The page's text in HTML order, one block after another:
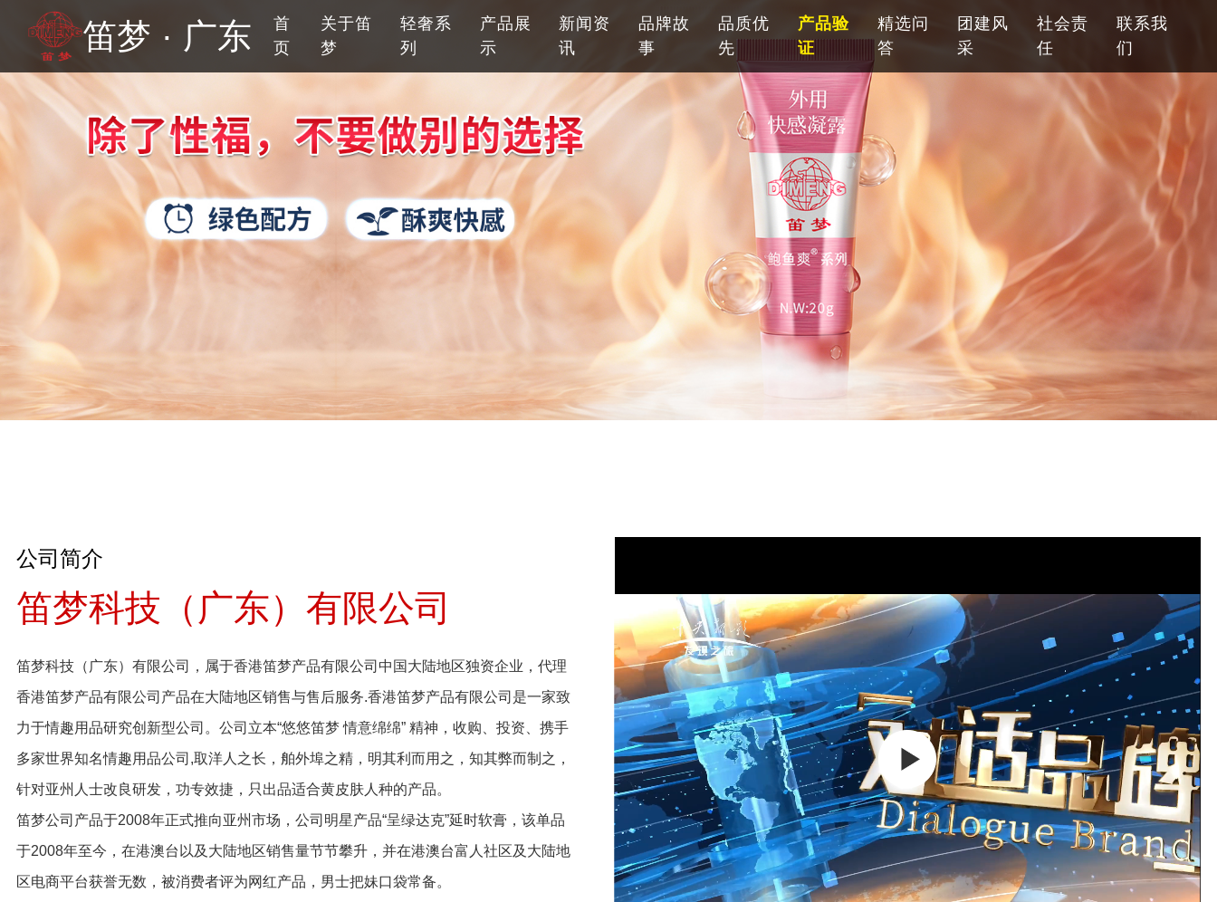
笛梦 · 广东
首
页
关于笛
梦
轻奢系
列
产品展
示
新闻资
讯
品牌故
事
品质优
先
产品验
证
精选问
答
团建风
采
社会责
任
联系我
们
公司简介
笛梦科技（广东）有限公司
笛梦科技（广东）有限公司，属于香港笛梦产品有限公司中国大陆地区独资企业，代理
香港笛梦产品有限公司产品在大陆地区销售与售后服务.香港笛梦产品有限公司是一家致
力于情趣用品研究创新型公司。公司立本“悠悠笛梦 情意绵绵” 精神，收购、投资、携手
多家世界知名情趣用品公司,取洋人之长，舶外埠之精，明其利而用之，知其弊而制之，
针对亚州人士改良研发，功专效捷，只出品适合黄皮肤人种的产品。
笛梦公司产品于2008年正式推向亚州市场，公司明星产品“呈绿达克”延时软膏，该单品
于2008年至今，在港澳台以及大陆地区销售量节节攀升，并在港澳台富人社区及大陆地
区电商平台获誉无数，被消费者评为网红产品，男士把妹口袋常备。